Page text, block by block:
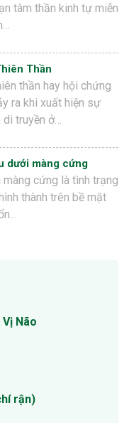
tâm thần kinh tự miễn
Thần
thần hay hội chứng
ra khi xuất hiện sự
truyền ở…
dưới màng cứng
cứng là tình trạng
thành trên bề mặt
Não
rận)